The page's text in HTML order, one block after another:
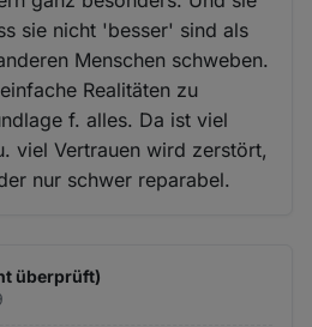
sie nicht 'besser' sind als
Menschen schweben.
Realitäten zu
f. alles. Da ist viel
viel Vertrauen wird zerstört,
nur schwer reparabel.
überprüft)